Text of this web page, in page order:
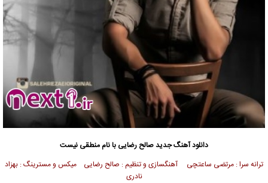
دانلود آهنگ جدیدصالح رضایی با نام منطقی نیست
ترانه سرا : مرتضی ساعتچی آهنگسازی و تنظیم : صالح رضایی میکس و مسترینگ : بهزاد
نادری